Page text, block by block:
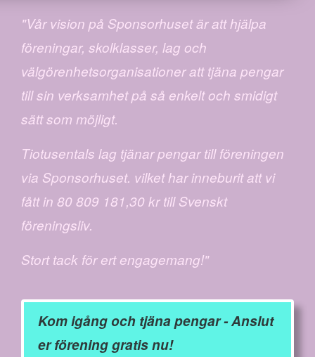
"Vår vision på Sponsorhuset är att hjälpa
föreningar, skolklasser, lag och
välgörenhetsorganisationer att tjäna pengar
till sin verksamhet på så enkelt och smidigt
sätt som möjligt.
Tiotusentals lag tjänar pengar till föreningen
via Sponsorhuset. vilket har inneburit att vi
fått in 80 809 181,30 kr till Svenskt
föreningsliv.
Stort tack för ert engagemang!"
Kom igång och tjäna pengar - Anslut
er förening gratis nu!